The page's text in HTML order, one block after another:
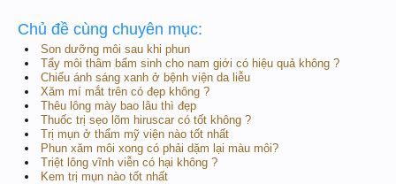
Chủ đề cùng chuyên mục:
Son dưỡng môi sau khi phun
Tẩy môi thâm bẩm sinh cho nam giới có hiệu quả không ?
Chiếu ánh sáng xanh ở bệnh viện da liễu
Xăm mí mắt trên có đẹp không ?
Thêu lông mày bao lâu thì đẹp
Thuốc trị sẹo lõm hiruscar có tốt không ?
Trị mụn ở thẩm mỹ viện nào tốt nhất
Phun xăm môi xong có phải dặm lại màu môi?
Triệt lông vĩnh viễn có hại không ?
Kem trị mụn nào tốt nhất